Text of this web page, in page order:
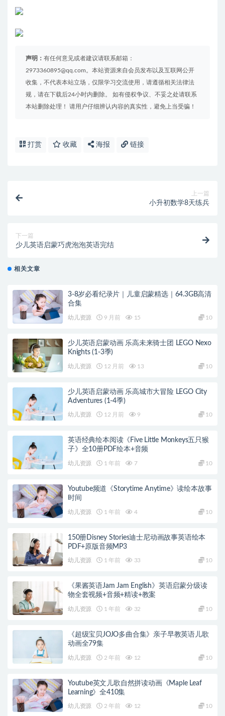
声明： 有任何意见或者建议请联系邮箱：
2973360895@qq.com。本站资源来自会员发布以及互联网公开
收集，不代表本站立场，仅限学习交流使用，请遵循相关法律法
规，请在下载后24小时内删除。 如有侵权争议、不妥之处请联系
本站删除处理！ 请用户仔细辨认内容的真实性，避免上当受骗！
打赏 收藏 海报 链接
上一篇
小升初数学8天练兵
下一篇
少儿英语启蒙巧虎泡泡英语完结
相关文章
3-8岁必看纪录片｜儿童启蒙精选｜64.3GB高清
合集
幼儿资源 9 月前 15 10
少儿英语启蒙动画 乐高未来骑士团 LEGO Nexo
Knights (1-3季)
幼儿资源 12 月前 13 10
少儿英语启蒙动画 乐高城市大冒险 LEGO City
Adventures (1-4季)
幼儿资源 12 月前 9 10
英语经典绘本阅读《Five Little Monkeys五只猴
子》全10册PDF绘本+音频
幼儿资源 1 年前 7 10
Youtube频道《Storytime Anytime》读绘本故事
时间
幼儿资源 1 年前 4 10
150册Disney Stories迪士尼动画故事英语绘本
PDF+原版音频MP3
幼儿资源 1 年前 33 10
《果酱英语Jam Jam English》英语启蒙分级读
物全套视频+音频+精读+教案
幼儿资源 1 年前 32 10
《超级宝贝JOJO多曲合集》亲子早教英语儿歌
动画全79集
幼儿资源 2 年前 12 10
Youtube英文儿歌自然拼读动画《Maple Leaf
Learning》全410集
幼儿资源 2 年前 12 10